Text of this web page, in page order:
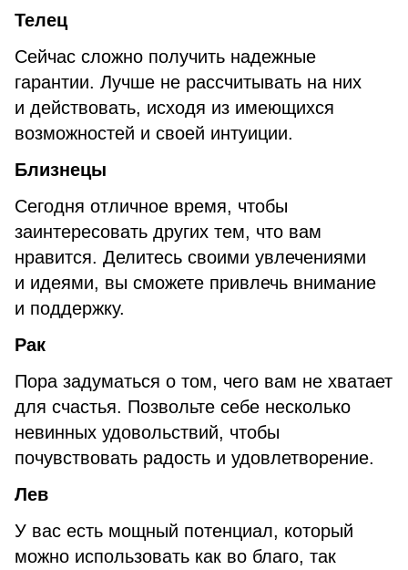
Телец
Сейчас сложно получить надежные
гарантии. Лучше не рассчитывать на них
и действовать, исходя из имеющихся
возможностей и своей интуиции.
Близнецы
Сегодня отличное время, чтобы
заинтересовать других тем, что вам
нравится. Делитесь своими увлечениями
и идеями, вы сможете привлечь внимание
и поддержку.
Рак
Пора задуматься о том, чего вам не хватает
для счастья. Позвольте себе несколько
невинных удовольствий, чтобы
почувствовать радость и удовлетворение.
Лев
У вас есть мощный потенциал, который
можно использовать как во благо, так